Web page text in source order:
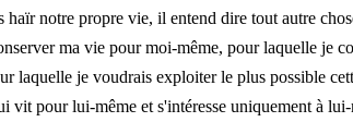
haïr notre propre vie, il entend dire tout autre
ma vie pour moi-même, pour laquelle je
laquelle je voudrais exploiter le plus possible
pour lui-même et s'intéresse uniquement à